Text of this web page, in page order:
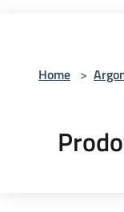
Home >